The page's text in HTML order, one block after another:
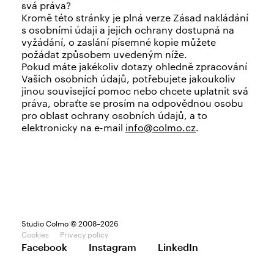
svá práva?
Kromě této stránky je plná verze Zásad nakládání
s osobními údaji a jejich ochrany dostupná na
vyžádání, o zaslání písemné kopie můžete
požádat způsobem uvedeným níže.
Pokud máte jakékoliv dotazy ohledně zpracování
Vašich osobních údajů, potřebujete jakoukoliv
jinou související pomoc nebo chcete uplatnit svá
práva, obraťte se prosím na odpovědnou osobu
pro oblast ochrany osobních údajů, a to
elektronicky na e-mail info@colmo.cz.
Studio Colmo © 2008–2026
Cookies
Privacy policy
Facebook Instagram LinkedIn